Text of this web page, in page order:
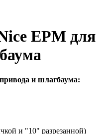
EPM для
и шлагбаума:
и "10" разрезанной)